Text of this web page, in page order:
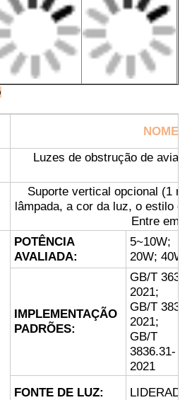
NOME
Luzes de obstrução de
Suporte vertical opcional (1
lâmpada, a cor da luz, o estilo e
Entre em
POTÊNCIA
AVALIADA:
5~10W;
20W; 40W
IMPLEMENTAÇÃO
PADRÕES:
GB/T
2021;
GB/T
2021;
GB/T
3836.31-
2021
FONTE DE LUZ:
LIDERADO